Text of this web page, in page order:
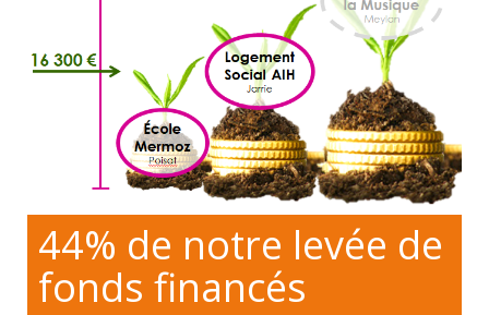
44% de notre levée de
fonds financés